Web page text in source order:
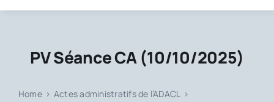
PV Séance CA (10/10/2025)
Home
Actes administratifs de l’ADACL